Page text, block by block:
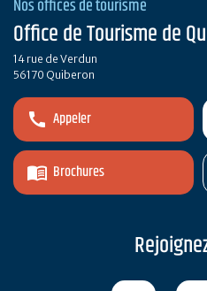
Nos offices de tourisme
Office de Tourisme de
14 rue de Verdun
56170 Quiberon
Appeler
Brochures